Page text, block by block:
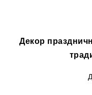
Декор